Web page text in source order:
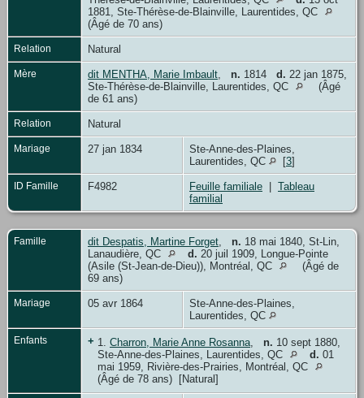
1881, Ste-Thérèse-de-Blainville, Laurentides, QC
(Âgé de 70 ans)
Relation Natural
Mère dit MENTHA, Marie Imbault n. 1814 d. 22 jan 1875,
Ste-Thérèse-de-Blainville, Laurentides, QC
(Âgé
de 61 ans)
Relation Natural
Mariage 27 jan 1834
Ste-Anne-des-Plaines,
Laurentides, QC
[3]
ID Famille F4982 Feuille familiale | Tableau
familial
Famille dit Despatis, Martine Forget n. 18 mai 1840, St-Lin,
Lanaudière, QC
d. 20 juil 1909, Longue-Pointe
(Asile (St-Jean-de-Dieu)), Montréal, QC
(Âgé de
69 ans)
Mariage 05 avr 1864
Ste-Anne-des-Plaines,
Laurentides, QC
Enfants + 1. Charron, Marie Anne Rosanna n. 10 sept 1880,
Ste-Anne-des-Plaines, Laurentides, QC
d. 01
mai 1959, Rivière-des-Prairies, Montréal, QC
(Âgé de 78 ans) [Natural]